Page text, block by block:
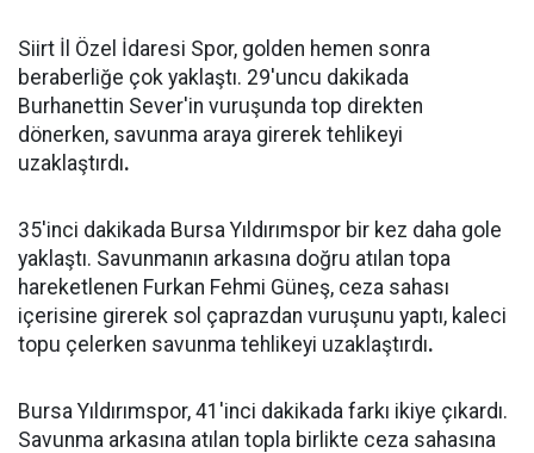
Siirt İl Özel İdaresi Spor, golden hemen sonra
beraberliğe çok yaklaştı. 29'uncu dakikada
Burhanettin Sever'in vuruşunda top direkten
dönerken, savunma araya girerek tehlikeyi
uzaklaştırdı.
35'inci dakikada Bursa Yıldırımspor bir kez daha gole
yaklaştı. Savunmanın arkasına doğru atılan topa
hareketlenen Furkan Fehmi Güneş, ceza sahası
içerisine girerek sol çaprazdan vuruşunu yaptı, kaleci
topu çelerken savunma tehlikeyi uzaklaştırdı.
Bursa Yıldırımspor, 41'inci dakikada farkı ikiye çıkardı.
Savunma arkasına atılan topla birlikte ceza sahasına